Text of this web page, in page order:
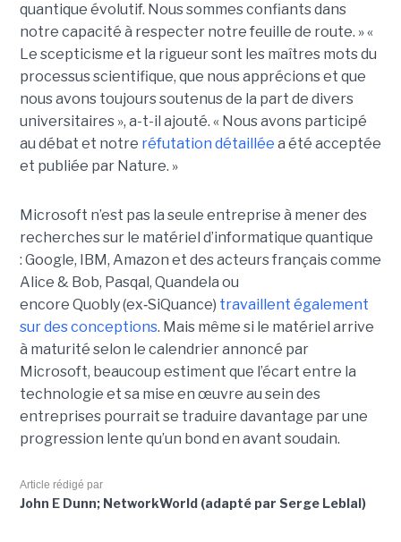
quantique évolutif. Nous sommes confiants dans
notre capacité à respecter notre feuille de route. »«
Le scepticisme et la rigueur sont les maîtres mots du
processus scientifique, que nous apprécions et que
nous avons toujours soutenus de la part de divers
universitaires », a-t-il ajouté. « Nous avons participé
au débat et notre réfutation détaillée a été acceptée
et publiée par Nature. »
Microsoft n’est pas la seule entreprise à mener des
recherches sur le matériel d’informatique quantique
: Google, IBM, Amazon et des acteurs français comme
Alice & Bob, Pasqal, Quandela ou
encore Quobly (ex‑SiQuance) travaillent également
sur des conceptions. Mais même si le matériel arrive
à maturité selon le calendrier annoncé par
Microsoft, beaucoup estiment que l’écart entre la
technologie et sa mise en œuvre au sein des
entreprises pourrait se traduire davantage parune
progression lente qu’un bond en avant soudain.
Article rédigé par
John E Dunn; NetworkWorld (adapté par Serge Leblal)